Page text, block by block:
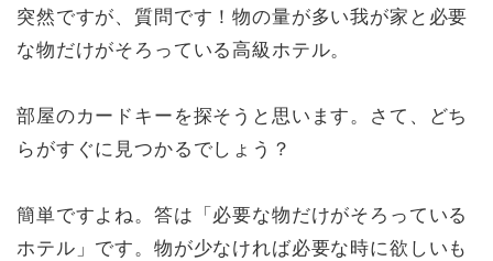
突然ですが、質問です！物の量が多い我が家と必要
な物だけがそろっている高級ホテル。
部屋のカードキーを探そうと思います。さて、どち
らがすぐに見つかるでしょう？
簡単ですよね。答は「必要な物だけがそろっている
ホテル」です。物が少なければ必要な時に欲しいも